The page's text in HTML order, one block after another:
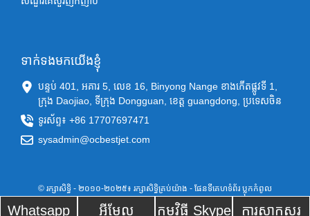
ទាក់ទងមកយើងខ្ញុំ
បន្ទប់ 401, អគារ 5, លេខ 16, Binyong Nange ខាងកើតផ្លូវទី 1,
ក្រុង Daojiao, ទីក្រុង Dongguan, ខេត្ត guangdong, ប្រទេសចិន
ទូរស័ព្ទ៖ +86 17707697471
sysadmin@ocbestjet.com
© រក្សាសិទ្ធិ - ២០១០-២០២៥៖ រក្សាសិទ្ធិគ្រប់យ៉ាង - ផែនទីគេហទំព័រ ប្លុកកំពូល
Whatsapp អ៊ីមែល កម្មវិធី Skype ការសាកសួរ